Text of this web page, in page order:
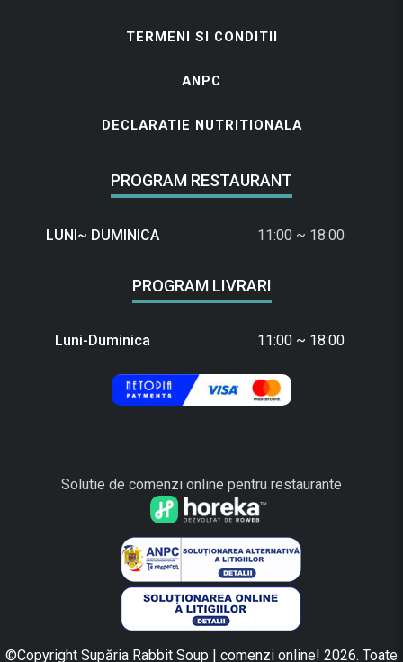
TERMENI SI CONDITII
ANPC
DECLARATIE NUTRITIONALA
PROGRAM RESTAURANT
LUNI~ DUMINICA 11:00 ~ 18:00
PROGRAM LIVRARI
Luni-Duminica 11:00 ~ 18:00
Solutie de comenzi online pentru restaurante
©Copyright Supăria Rabbit Soup | comenzi online! 2026. Toate